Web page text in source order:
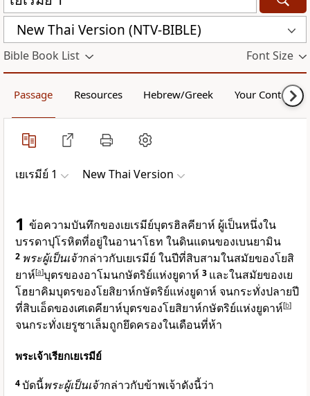
New Thai Version (NTV-BIBLE)
Bible Book List Font Size
Passage Resources Hebrew/Greek Your Content
เยเรมีย์ 1 New Thai Version
1 ข้อความบันทึกของเยเรมีย์บุตรฮิลคียาห์ ผู้เป็นหนึ่งใน
บรรดาปุโรหิตที่อยู่ในอานาโธท ในดินแดนของเบนยามิน
2 พระผู้เป็นเจ้ากล่าวกับเยเรมีย์ ในปีที่สิบสามในสมัยของโยสิ
ยาห์[a]บุตรของอาโมนกษัตริย์แห่งยูดาห์ 3 และในสมัยของเย
โฮยาคิมบุตรของโยสิยาห์กษัตริย์แห่งยูดาห์ จนกระทั่งปลายปี
ที่สิบเอ็ดของเศเดคียาห์บุตรของโยสิยาห์กษัตริย์แห่งยูดาห์[b]
จนกระทั่งเยรูซาเล็มถูกยึดครองในเดือนที่ห้า
พระเจ้าเรียกเยเรมีย์
4บัดนี้พระผู้เป็นเจ้ากล่าวกับข้าพเจ้าดังนี้ว่า